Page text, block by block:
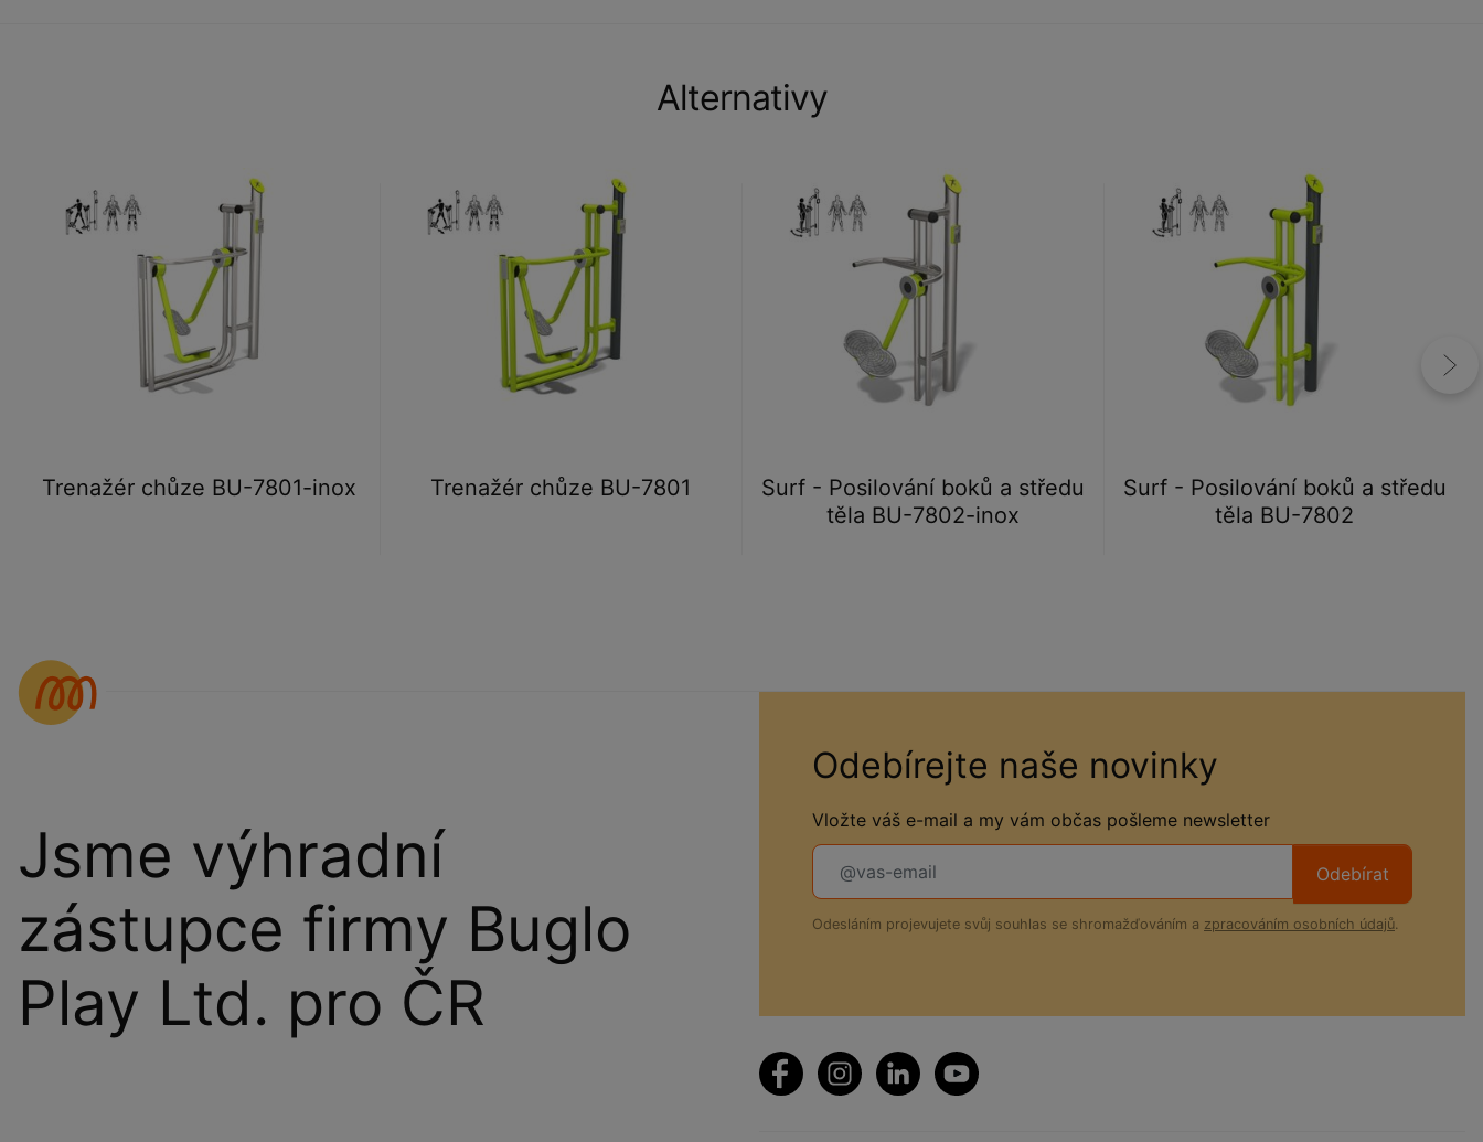
Alternativy
Trenažér chůze BU-7801-inox Trenažér chůze BU-7801
Surf - Posilování boků a středu
těla BU-7802-inox
Surf - Posilování boků a středu
těla BU-7802
Jsme výhradní
zástupce firmy Buglo
Play Ltd. pro ČR
Odebírejte naše novinky
Vložte váš e-mail a my vám občas pošleme newsletter
Odebírat
Odesláním projevujete svůj souhlas se shromažďováním a zpracováním osobních údajů.